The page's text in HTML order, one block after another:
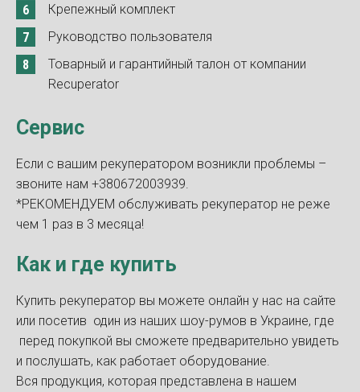
Крепежный комплект
Руководство пользователя
Товарный и гарантийный талон от компании
Recuperator
Сервис
Если с вашим рекуператором возникли проблемы –
звоните нам +380672003939.
*РЕКОМЕНДУЕМ обслуживать рекуператор не реже
чем 1 раз в 3 месяца!
Как и где купить
Купить рекуператор вы можете онлайн у нас на сайте
или посетив один из наших шоу-румов в Украине, где
перед покупкой вы сможете предварительно увидеть
и послушать, как работает оборудование.
Вся продукция, которая представлена в нашем